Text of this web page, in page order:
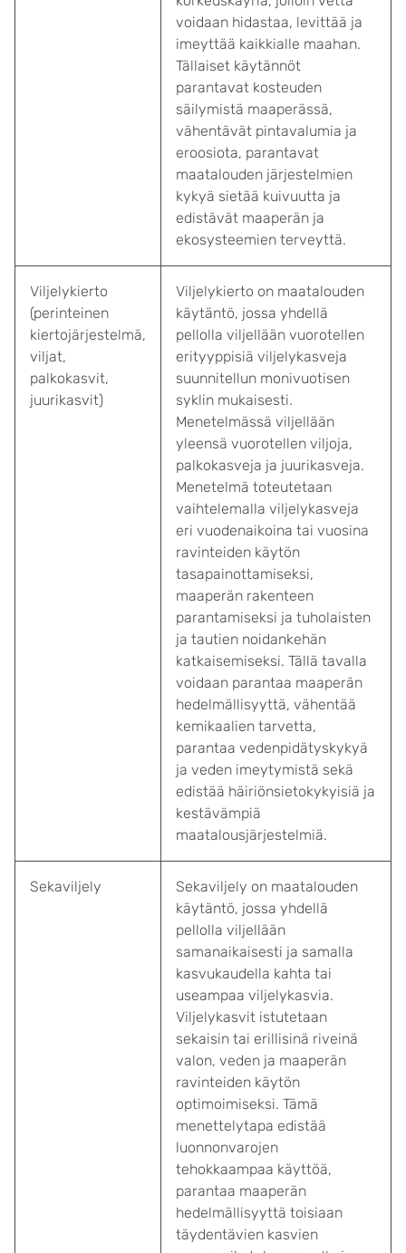
voidaan hidastaa, levittää ja
imeyttää kaikkialle maahan.
Tällaiset käytännöt
parantavat kosteuden
säilymistä maaperässä,
vähentävät pintavalumia ja
eroosiota, parantavat
maatalouden järjestelmien
kykyä sietää kuivuutta ja
edistävät maaperän ja
ekosysteemien terveyttä.
Viljelykierto
(perinteinen
kiertojärjestelmä,
viljat,
palkokasvit,
juurikasvit)
Viljelykierto on maatalouden
käytäntö, jossa yhdellä
pellolla viljellään vuorotellen
erityyppisiä viljelykasveja
suunnitellun monivuotisen
syklin mukaisesti.
Menetelmässä viljellään
yleensä vuorotellen viljoja,
palkokasveja ja juurikasveja.
Menetelmä toteutetaan
vaihtelemalla viljelykasveja
eri vuodenaikoina tai vuosina
ravinteiden käytön
tasapainottamiseksi,
maaperän rakenteen
parantamiseksi ja tuholaisten
ja tautien noidankehän
katkaisemiseksi. Tällä tavalla
voidaan parantaa maaperän
hedelmällisyyttä, vähentää
kemikaalien tarvetta,
parantaa vedenpidätyskykyä
ja veden imeytymistä sekä
edistää häiriönsietokykyisiä ja
kestävämpiä
maatalousjärjestelmiä.
Sekaviljely
Sekaviljely on maatalouden
käytäntö, jossa yhdellä
pellolla viljellään
samanaikaisesti ja samalla
kasvukaudella kahta tai
useampaa viljelykasvia.
Viljelykasvit istutetaan
sekaisin tai erillisinä riveinä
valon, veden ja maaperän
ravinteiden käytön
optimoimiseksi. Tämä
menettelytapa edistää
luonnonvarojen
tehokkaampaa käyttöä,
parantaa maaperän
hedelmällisyyttä toisiaan
täydentävien kasvien